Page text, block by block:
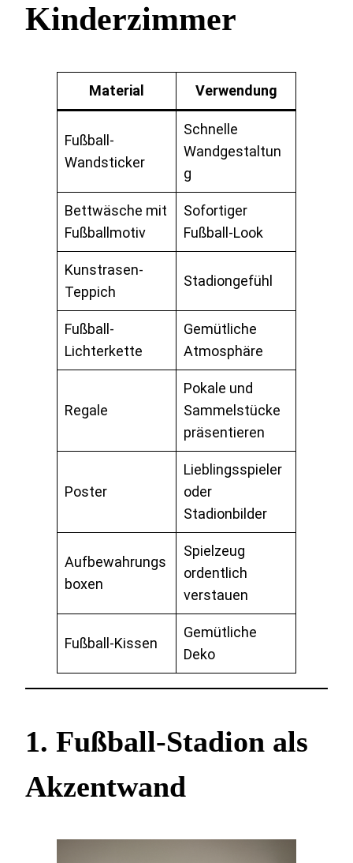
Kinderzimmer
Material Verwendung
Fußball-
Wandsticker
Schnelle
Wandgestaltun
g
Bettwäsche mit
Fußballmotiv
Sofortiger
Fußball-Look
Kunstrasen-
Teppich
Stadiongefühl
Fußball-
Lichterkette
Gemütliche
Atmosphäre
Regale
Pokale und
Sammelstücke
präsentieren
Poster
Lieblingsspieler
oder
Stadionbilder
Aufbewahrungs
boxen
Spielzeug
ordentlich
verstauen
Fußball-Kissen
Gemütliche
Deko
1. Fußball-Stadion als
Akzentwand